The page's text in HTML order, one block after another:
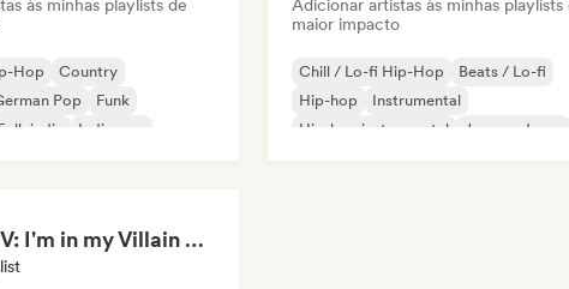
às minhas playlists de
Hop
Country
Pop
Funk
indie
Indie pop
Adicionar artistas às minhas playlists
maior impacto
Chill / Lo-fi Hip-Hop
Beats / Lo-fi
Hip-hop
Instrumental
Hip-hop instrumental
Jazz moderno
POV: I'm in my Villain Era